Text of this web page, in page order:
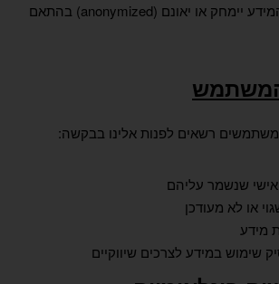
לאחר מכן ייתכן שהמידע יימחק או יאונם (anonymized) בהתאם
רשאים לפנות אלינו בבקשה:
אישי שנשמר עליהם
או לא מעודכן
מידע
שימוש במידע לצרכים שיווקיים